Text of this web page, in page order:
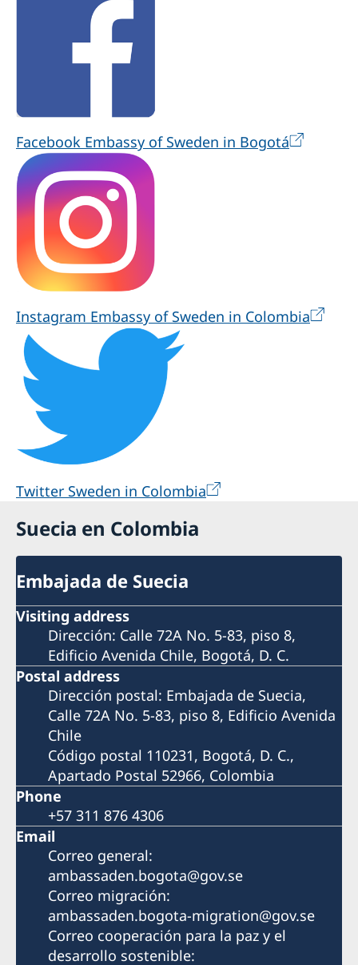
Facebook Embassy of Sweden in Bogotá
Instagram Embassy of Sweden in Colombia
Twitter Sweden in Colombia
Suecia en Colombia
Embajada de Suecia
Visiting address
Dirección: Calle 72A No. 5-83, piso 8,
Edificio Avenida Chile, Bogotá, D. C.
Postal address
Dirección postal: Embajada de Suecia,
Calle 72A No. 5-83, piso 8, Edificio Avenida
Chile
Código postal 110231, Bogotá, D. C.,
Apartado Postal 52966, Colombia
Phone
+57 311 876 4306
Email
Correo general:
ambassaden.bogota@gov.se
Correo migración:
ambassaden.bogota-migration@gov.se
Correo cooperación para la paz y el
desarrollo sostenible: